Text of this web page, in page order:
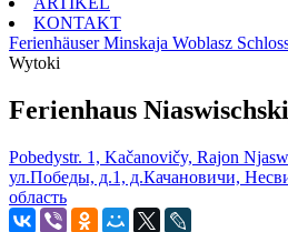
KONTAKT
Ferienhäuser Minskaja Woblasz
Wytoki
Ferienhaus
Pobedystr. 1, Kačanovičy, Rajon
ул.Победы, д.1, д.Качановичи,
область